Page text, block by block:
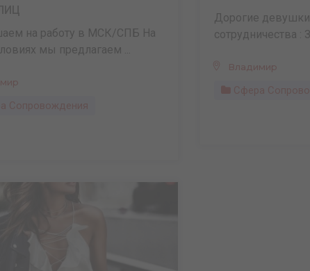
на работу в МСК/СПБ На
мы предлагаем ...
Сопровождения
Дорогие
сотрудничества :
Владимир
Сфера